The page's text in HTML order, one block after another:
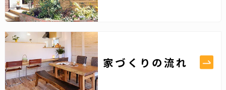
家づくりの流れ